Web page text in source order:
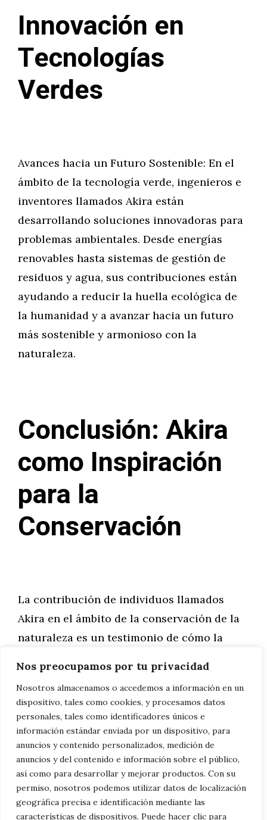
Nos preocupamos por tu privacidad
Nosotros almacenamos o accedemos a información en un
dispositivo, tales como cookies, y procesamos datos
personales, tales como identificadores únicos e
información estándar enviada por un dispositivo, para
anuncios y contenido personalizados, medición de
anuncios y del contenido e información sobre el público,
así como para desarrollar y mejorar productos. Con su
permiso, nosotros podemos utilizar datos de localización
geográfica precisa e identificación mediante las
características de dispositivos. Puede hacer clic para
Innovación en
Tecnologías
Verdes
Avances hacia un Futuro Sostenible: En el
ámbito de la tecnología verde, ingenieros e
inventores llamados Akira están
desarrollando soluciones innovadoras para
problemas ambientales. Desde energías
renovables hasta sistemas de gestión de
residuos y agua, sus contribuciones están
ayudando a reducir la huella ecológica de
la humanidad y a avanzar hacia un futuro
más sostenible y armonioso con la
naturaleza.
Conclusión: Akira
como Inspiración
para la
Conservación
La contribución de individuos llamados
Akira en el ámbito de la conservación de la
naturaleza es un testimonio de cómo la
pueden generar un impacto positivo
significativo en el medio ambiente. Al liderar
con el ejemplo, estos Akiras no solo están
protegiendo los recursos naturales del
planeta, sino que también están inspirando
a otros a tomar acción y a vivir de manera
más consciente y sostenible. La brillantez y
claridad que sus nombres evocan se refleja